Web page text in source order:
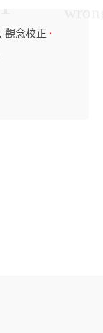
觀念校正